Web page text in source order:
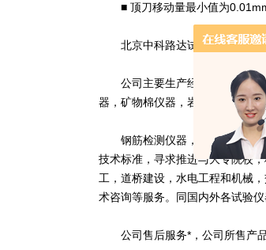
■ 顶刀移动量最小值为
北京中科路达试验仪器有限公
公司主要生产经营混凝土仪器
器，矿物棉仪器，岩石检测仪器
钢筋检测仪器，交通安全仪器
技术标准，寻求推进与大专院校
工，道桥建设，水电工程和机械
术咨询等服务。同国内外各试验
公司售后服务*，公司所售产品